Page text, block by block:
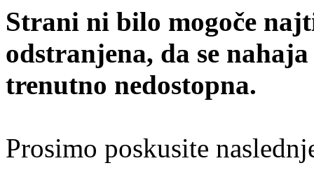
Strani ni bilo mogoče
odstranjena, da se
trenutno nedostopna.
Prosimo poskusite